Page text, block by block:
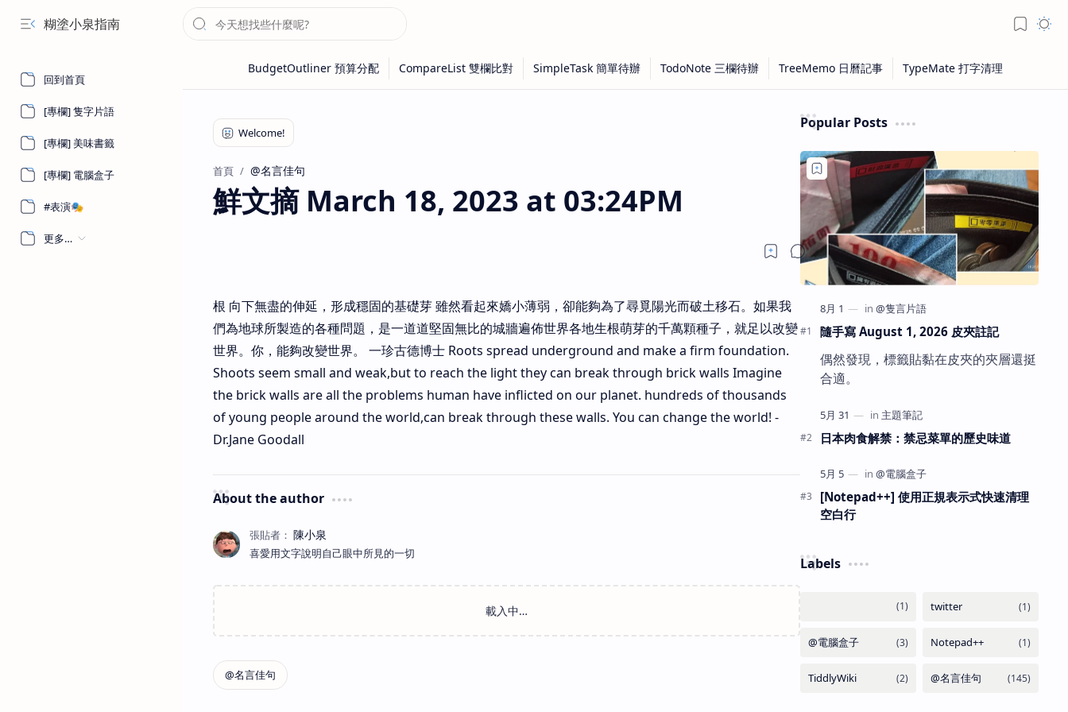
糊塗小泉指南
回到首頁
[專欄] 隻字片語
[專欄] 美味書籤
[專欄] 電腦盒子
#表演🎭
更多…
首頁 @名言佳句
鮮文摘 March 18, 2023 at 03:24PM
根 向下無盡的伸延，形成穩固的基礎芽 雖然看起來嬌小薄弱，卻能夠為了尋覓陽光而破土移石。如果我
們為地球所製造的各種問題，是一道道堅固無比的城牆遍佈世界各地生根萌芽的千萬顆種子，就足以改變
世界。你，能夠改變世界。 一珍古德博士 Roots spread underground and make a firm foundation.
Shoots seem small and weak,but to reach the light they can break through brick walls Imagine
the brick walls are all the problems human have inflicted on our planet. hundreds of thousands
of young people around the world,can break through these walls. You can change the world! -
Dr.Jane Goodall
About the author
喜愛用文字說明自己眼中所見的一切
Popular Posts
隨手寫 August 1, 2026 皮夾註記
偶然發現，標籤貼黏在皮夾的夾層還挺
合適。
日本肉食解禁：禁忌菜單的歷史味道
[Notepad++] 使用正規表示式快速清理
空白行
Labels